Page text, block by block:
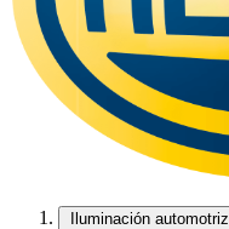
Iluminación automotriz